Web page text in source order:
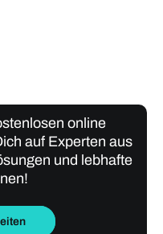
online
auf Experten aus
und lebhafte